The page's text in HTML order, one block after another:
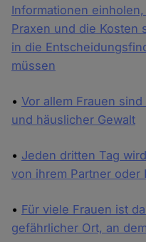
Informationen
Praxen und die Kosten
in die
müssen
•Vor allem Frauen
und häuslicher Gewalt
• Jeden dritten Tag
von ihrem Partner oder
• Für viele Frauen ist
gefährlicher Ort, an